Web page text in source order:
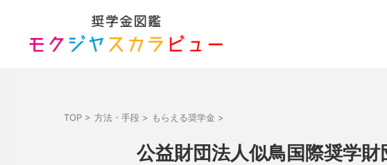
TOP > 方法・手段 > もらえる奨学金 >
公益財団法人似鳥国際奨学